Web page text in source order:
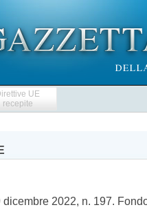
UE
recepite
2022, n. 197.